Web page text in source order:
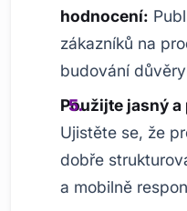
hodnocení:
zákazníků na
budování
Použijte jasný
Ujistěte se, že
dobře
a mobilně